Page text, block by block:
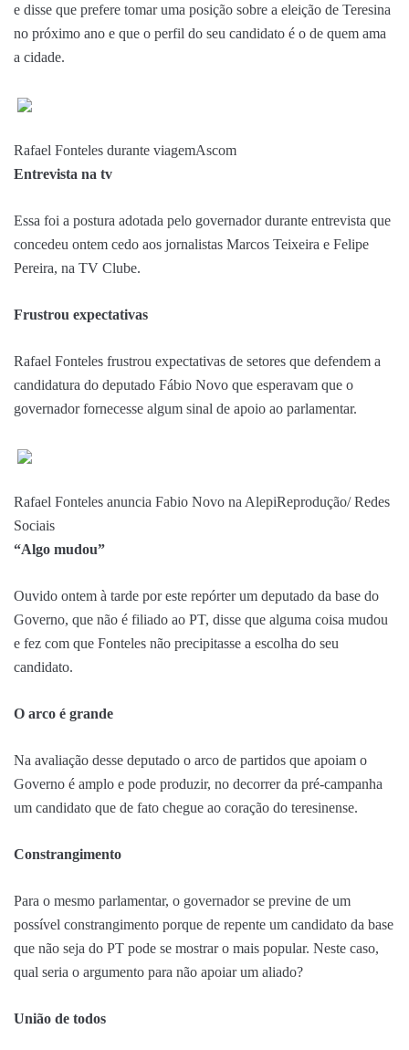
e disse que prefere tomar uma posição sobre a eleição de Teresina
no próximo ano e que o perfil do seu candidato é o de quem ama
a cidade.
Rafael Fonteles durante viagemAscom
Entrevista na tv
Essa foi a postura adotada pelo governador durante entrevista que
concedeu ontem cedo aos jornalistas Marcos Teixeira e Felipe
Pereira, na TV Clube.
Frustrou expectativas
Rafael Fonteles frustrou expectativas de setores que defendem a
candidatura do deputado Fábio Novo que esperavam que o
governador fornecesse algum sinal de apoio ao parlamentar.
Rafael Fonteles anuncia Fabio Novo na AlepiReprodução/ Redes
Sociais
“Algo mudou”
Ouvido ontem à tarde por este repórter um deputado da base do
Governo, que não é filiado ao PT, disse que alguma coisa mudou
e fez com que Fonteles não precipitasse a escolha do seu
candidato.
O arco é grande
Na avaliação desse deputado o arco de partidos que apoiam o
Governo é amplo e pode produzir, no decorrer da pré-campanha
um candidato que de fato chegue ao coração do teresinense.
Constrangimento
Para o mesmo parlamentar, o governador se previne de um
possível constrangimento porque de repente um candidato da base
que não seja do PT pode se mostrar o mais popular. Neste caso,
qual seria o argumento para não apoiar um aliado?
União de todos